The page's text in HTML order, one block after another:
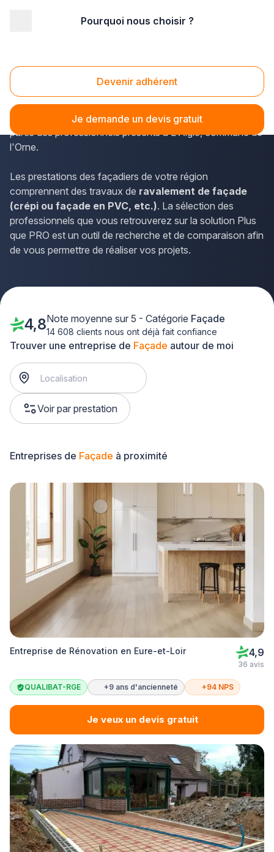
Pourquoi nous choisir ?
Devenir adhérent
Je demande un devis gratuit
Façade L'Aigle (61300)
La solution Plus que PRO recense tous les métiers
représentés en Basse-Normandie. Les façadiers font
partie des professionnels présents à L'Aigle, commune de
l'Orne.
Les prestations des façadiers de votre région
comprennent des travaux de ravalement de façade
(crépi ou façade en PVC, etc.). La sélection des
professionnels que vous retrouverez sur la solution Plus
que PRO est un outil de recherche et de comparaison afin
de vous permettre de réaliser vos projets.
Trouver une entreprise de Façade autour de moi
Voir par prestation
4,8Note moyenne sur 5 - Catégorie Façade
14 608 clients nous ont déjà fait confiance
Entreprises de Façade à proximité
Entreprise de Rénovation en Eure-et-Loir 4,9
36 avis
QUALIBAT-RGE +9 ans d'ancienneté +94 NPS
Je veux un devis gratuit